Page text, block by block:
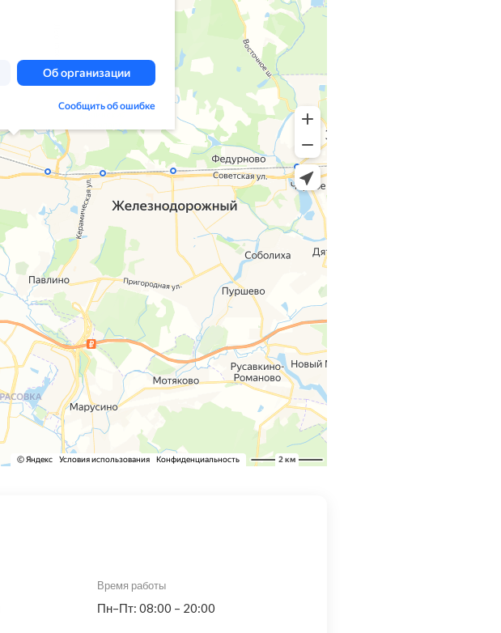
Время работы
Пн–Пт: 08:00 – 20:00